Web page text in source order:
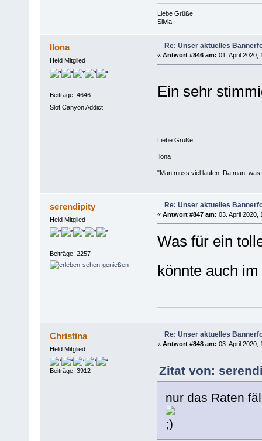
Liebe Grüße
Silvia
Ilona
Held Mitglied
Beiträge: 4646
Slot Canyon Addict
Re: Unser aktuelles
« Antwort #846 am: 01. April 2020,
Ein sehr
Liebe Grüße
Ilona
"Man muss viel laufen. Da man,
serendipity
Held Mitglied
Beiträge: 2257
Re: Unser aktuelles
« Antwort #847 am: 03. April 2020,
Was für ein
könnte auch
Christina
Held Mitglied
Beiträge: 3912
Re: Unser aktuelles
« Antwort #848 am: 03. April 2020,
Zitat von:
nur das Raten